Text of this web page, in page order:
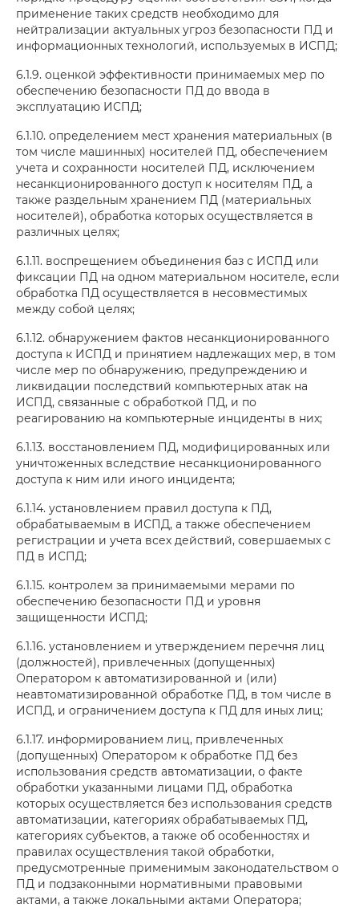
применение таких средств необходимо для
нейтрализации актуальных угроз безопасности ПД и
информационных технологий, используемых в ИСПД;
6.1.9. оценкой эффективности принимаемых мер по
обеспечению безопасности ПД до ввода в
эксплуатацию ИСПД;
6.1.10. определением мест хранения материальных (в
том числе машинных) носителей ПД, обеспечением
учета и сохранности носителей ПД, исключением
несанкционированного доступ к носителям ПД, а
также раздельным хранением ПД (материальных
носителей), обработка которых осуществляется в
различных целях;
6.1.11. воспрещением объединения баз с ИСПД или
фиксации ПД на одном материальном носителе, если
обработка ПД осуществляется в несовместимых
между собой целях;
6.1.12. обнаружением фактов несанкционированного
доступа к ИСПД и принятием надлежащих мер, в том
числе мер по обнаружению, предупреждению и
ликвидации последствий компьютерных атак на
ИСПД, связанные с обработкой ПД, и по
реагированию на компьютерные инциденты в них;
6.1.13. восстановлением ПД, модифицированных или
уничтоженных вследствие несанкционированного
доступа к ним или иного инцидента;
6.1.14. установлением правил доступа к ПД,
обрабатываемым в ИСПД, а также обеспечением
регистрации и учета всех действий, совершаемых с
ПД в ИСПД;
6.1.15. контролем за принимаемыми мерами по
обеспечению безопасности ПД и уровня
защищенности ИСПД;
6.1.16. установлением и утверждением перечня лиц
(должностей), привлеченных (допущенных)
Оператором к автоматизированной и (или)
неавтоматизированной обработке ПД, в том числе в
ИСПД, и ограничением доступа к ПД для иных лиц;
6.1.17. информированием лиц, привлеченных
(допущенных) Оператором к обработке ПД без
использования средств автоматизации, о факте
обработки указанными лицами ПД, обработка
которых осуществляется без использования средств
автоматизации, категориях обрабатываемых ПД,
категориях субъектов, а также об особенностях и
правилах осуществления такой обработки,
предусмотренные применимым законодательством о
ПД и подзаконными нормативными правовыми
актами, а также локальными актами Оператора;